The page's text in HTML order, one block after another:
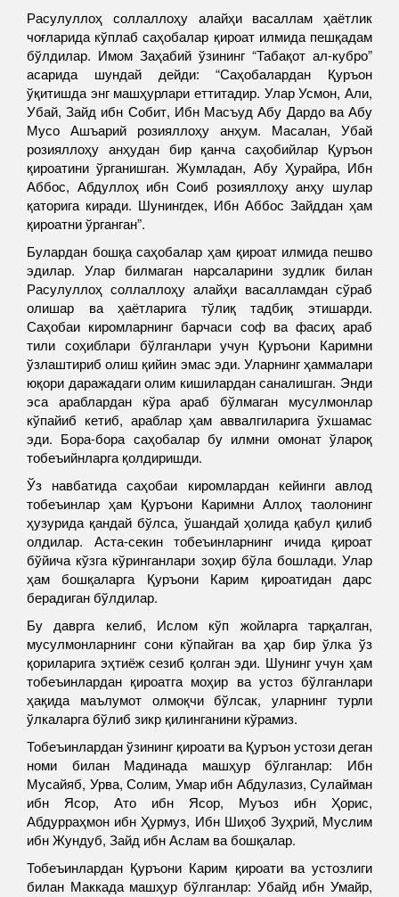
Расулуллоҳ соллаллоҳу алайҳи васаллам ҳаётлик
чоғларида кўплаб саҳобалар қироат илмида пешқадам
бўлдилар. Имом Заҳабий ўзининг “Табақот ал-кубро”
асарида шундай дейди: “Саҳобалардан Қуръон
ўқитишда энг машҳурлари еттитадир. Улар Усмон, Али,
Убай, Зайд ибн Собит, Ибн Масъуд Абу Дардо ва Абу
Мусо Ашъарий розияллоҳу анҳум. Масалан, Убай
розияллоҳу анҳудан бир қанча саҳобийлар Қуръон
қироатини ўрганишган. Жумладан, Абу Ҳурайра, Ибн
Аббос, Абдуллоҳ ибн Соиб розияллоҳу анҳу шулар
қаторига киради. Шунингдек, Ибн Аббос Зайддан ҳам
қироатни ўрганган”.
Булардан бошқа саҳобалар ҳам қироат илмида пешво
эдилар. Улар билмаган нарсаларини зудлик билан
Расулуллоҳ соллаллоҳу алайҳи васалламдан сўраб
олишар ва ҳаётларига тўлиқ тадбиқ этишарди.
Саҳобаи киромларнинг барчаси соф ва фасиҳ араб
тили соҳиблари бўлганлари учун Қуръони Каримни
ўзлаштириб олиш қийин эмас эди. Уларнинг ҳаммалари
юқори даражадаги олим кишилардан саналишган. Энди
эса араблардан кўра араб бўлмаган мусулмонлар
кўпайиб кетиб, араблар ҳам аввалгиларига ўхшамас
эди. Бора-бора саҳобалар бу илмни омонат ўлароқ
тобеъийнларга қолдиришди.
Ўз навбатида саҳобаи киромлардан кейинги авлод
тобеъинлар ҳам Қуръони Каримни Аллоҳ таолонинг
ҳузурида қандай бўлса, ўшандай ҳолида қабул қилиб
олдилар. Аста-секин тобеъинларнинг ичида қироат
бўйича кўзга кўринганлари зоҳир бўла бошлади. Улар
ҳам бошқаларга Қуръони Карим қироатидан дарс
берадиган бўлдилар.
Бу даврга келиб, Ислом кўп жойларга тарқалган,
мусулмонларнинг сони кўпайган ва ҳар бир ўлка ўз
қориларига эҳтиёж сезиб қолган эди. Шунинг учун ҳам
тобеъинлардан қироатга моҳир ва устоз бўлганлари
ҳақида маълумот олмоқчи бўлсак, уларнинг турли
ўлкаларга бўлиб зикр қилинганини кўрамиз.
Тобеъинлардан ўзининг қироати ва Қуръон устози деган
номи билан Мадинада машҳур бўлганлар: Ибн
Мусайяб, Урва, Солим, Умар ибн Абдулазиз, Сулайман
ибн Ясор, Ато ибн Ясор, Муъоз ибн Ҳорис,
Абдурраҳмон ибн Ҳурмуз, Ибн Шиҳоб Зуҳрий, Муслим
ибн Жундуб, Зайд ибн Аслам ва бошқалар.
Тобеъинлардан Қуръони Карим қироати ва устозлиги
билан Маккада машҳур бўлганлар: Убайд ибн Умайр,